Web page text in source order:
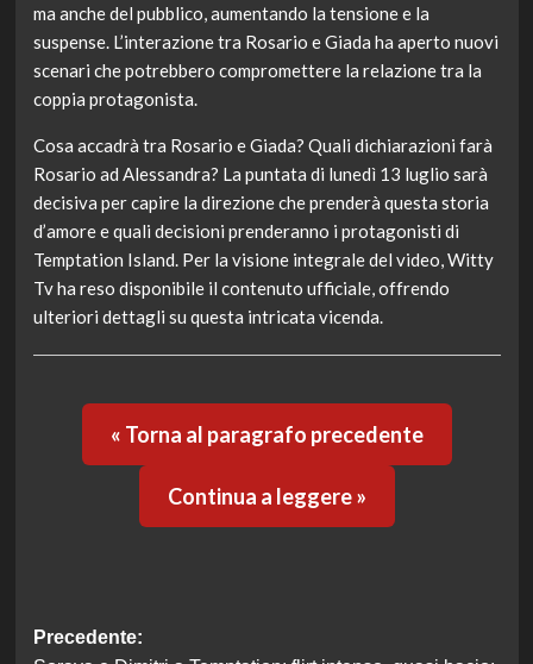
ma anche del pubblico, aumentando la tensione e la
suspense. L’interazione tra Rosario e Giada ha aperto nuovi
scenari che potrebbero compromettere la relazione tra la
coppia protagonista.
Cosa accadrà tra Rosario e Giada? Quali dichiarazioni farà
Rosario ad Alessandra? La puntata di lunedì 13 luglio sarà
decisiva per capire la direzione che prenderà questa storia
d’amore e quali decisioni prenderanno i protagonisti di
Temptation Island. Per la visione integrale del video, Witty
Tv ha reso disponibile il contenuto ufficiale, offrendo
ulteriori dettagli su questa intricata vicenda.
« Torna al paragrafo precedente
Continua a leggere »
Navigazione
Precedente: